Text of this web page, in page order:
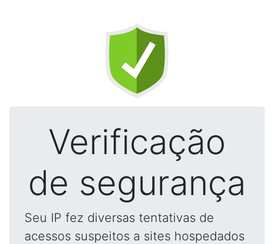
Verificação
de segurança
Seu IP fez diversas tentativas de
acessos suspeitos a sites hospedados